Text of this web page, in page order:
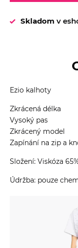
Skladom v
Ezio kalhoty
Zkrácená délka
Vysoký pas
Zkrácený model
Zapínání na zip a
Složení: Viskóza
Údržba: pouze